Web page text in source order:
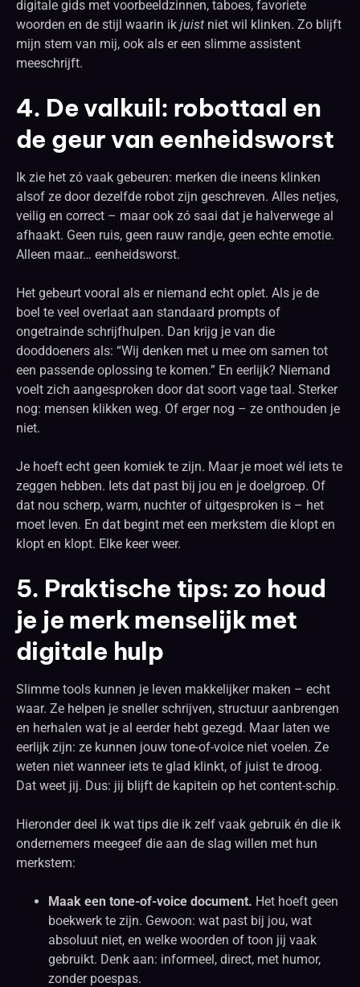
digitale gids met voorbeeldzinnen, taboes, favoriete
woorden en de stijl waarin ik juist niet wil klinken. Zo blijft
mijn stem van mij, ook als er een slimme assistent
meeschrijft.
4. De valkuil: robottaal en
de geur van eenheidsworst
Ik zie het zó vaak gebeuren: merken die ineens klinken
alsof ze door dezelfde robot zijn geschreven. Alles netjes,
veilig en correct – maar ook zó saai dat je halverwege al
afhaakt. Geen ruis, geen rauw randje, geen echte emotie.
Alleen maar… eenheidsworst.
Het gebeurt vooral als er niemand echt oplet. Als je de
boel te veel overlaat aan standaard prompts of
ongetrainde schrijfhulpen. Dan krijg je van die
dooddoeners als: “Wij denken met u mee om samen tot
een passende oplossing te komen.” En eerlijk? Niemand
voelt zich aangesproken door dat soort vage taal. Sterker
nog: mensen klikken weg. Of erger nog – ze onthouden je
niet.
Je hoeft echt geen komiek te zijn. Maar je moet wél iets te
zeggen hebben. Iets dat past bij jou en je doelgroep. Of
dat nou scherp, warm, nuchter of uitgesproken is – het
moet leven. En dat begint met een merkstem die klopt en
klopt en klopt. Elke keer weer.
5. Praktische tips: zo houd
je je merk menselijk met
digitale hulp
Slimme tools kunnen je leven makkelijker maken – echt
waar. Ze helpen je sneller schrijven, structuur aanbrengen
en herhalen wat je al eerder hebt gezegd. Maar laten we
eerlijk zijn: ze kunnen jouw tone-of-voice niet voelen. Ze
weten niet wanneer iets te glad klinkt, of juist te droog.
Dat weet jij. Dus: jij blijft de kapitein op het content-schip.
Hieronder deel ik wat tips die ik zelf vaak gebruik én die ik
ondernemers meegeef die aan de slag willen met hun
merkstem:
Maak een tone-of-voice document. Het hoeft geen
boekwerk te zijn. Gewoon: wat past bij jou, wat
absoluut niet, en welke woorden of toon jij vaak
gebruikt. Denk aan: informeel, direct, met humor,
zonder poespas.